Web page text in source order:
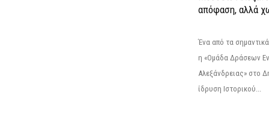
απόφαση, αλλά
Ένα από τα
η «Ομάδα Δράσεων
Αλεξάνδρειας» στο
ίδρυση Ιστορικού...